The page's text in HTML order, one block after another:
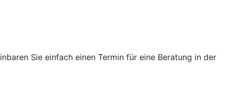
Sie einfach einen Termin für eine Beratung in der